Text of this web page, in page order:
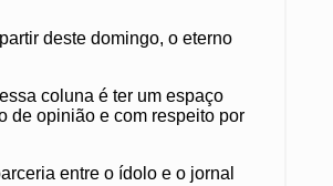
deste domingo, o eterno
coluna é ter um espaço
de opinião e com respeito por
entre o ídolo e o jornal